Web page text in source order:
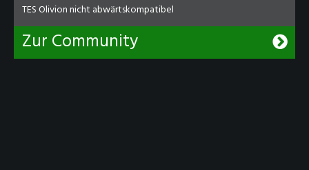
TES Olivion nicht abwärtskompatibel
Zur Community